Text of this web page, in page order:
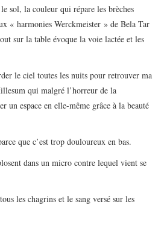
sol, la couleur qui répare les brèches
« harmonies Werckmeister » de Bela Tar
sur la table évoque la voie lactée et les
le ciel toutes les nuits pour retrouver ma
qui malgré l’horreur de la
un espace en elle-même grâce à la beauté
que c’est trop douloureux en bas.
dans un micro contre lequel vient se
les chagrins et le sang versé sur les